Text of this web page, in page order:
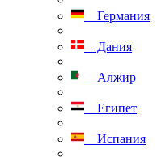
Германия
Дания
Алжир
Египет
Испания